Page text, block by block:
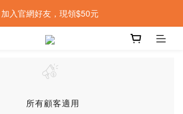
加入官網好友，現領$50元
所有顧客適用